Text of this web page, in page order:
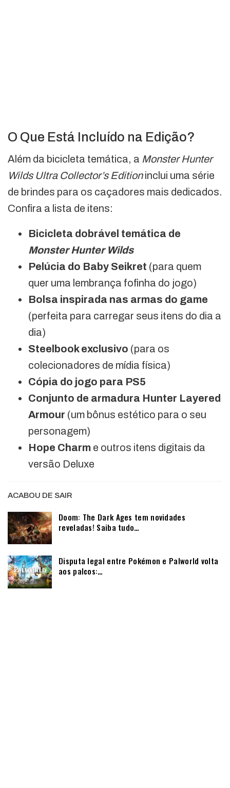
O Que Está Incluído na Edição?
Além da bicicleta temática, a Monster Hunter
Wilds Ultra Collector’s Editioninclui uma série
de brindes para os caçadores mais dedicados.
Confira a lista de itens:
Bicicleta dobrável temática de
Monster Hunter Wilds
Pelúcia do Baby Seikret (para quem
quer uma lembrança fofinha do jogo)
Bolsa inspirada nas armas do game
(perfeita para carregar seus itens do dia a
dia)
Steelbook exclusivo (para os
colecionadores de mídia física)
Cópia do jogo para PS5
Conjunto de armadura Hunter Layered
Armour (um bônus estético para o seu
personagem)
Hope Charm e outros itens digitais da
versão Deluxe
ACABOU DE SAIR
Doom: The Dark Ages tem novidades
reveladas! Saiba tudo…
Disputa legal entre Pokémon e Palworld volta
aos palcos:…